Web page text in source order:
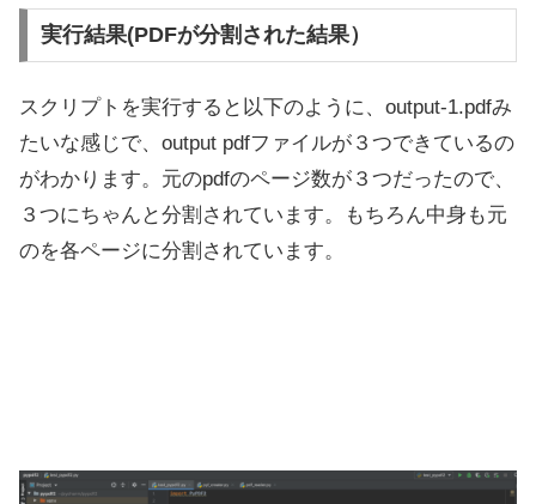
実行結果(PDFが分割された結果）
スクリプトを実行すると以下のように、output-1.pdfみ
たいな感じで、output pdfファイルが３つできているの
がわかります。元のpdfのページ数が３つだったので、
３つにちゃんと分割されています。もちろん中身も元
のを各ページに分割されています。